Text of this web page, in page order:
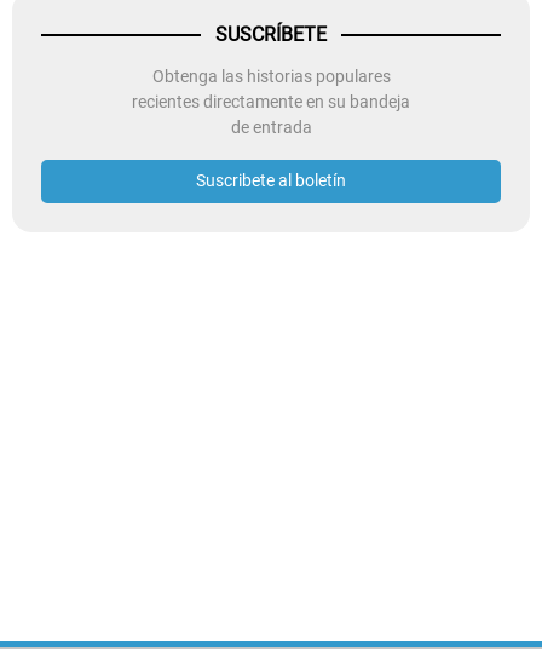
SUSCRÍBETE
Obtenga las historias populares
recientes directamente en su bandeja
de entrada
Suscribete al boletín